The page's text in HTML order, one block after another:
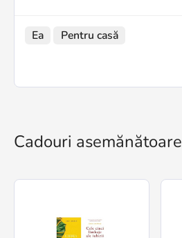
Ea Pentru casă
Cadouri asemănătoare